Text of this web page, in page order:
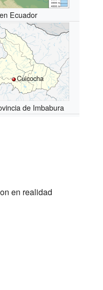
Ecuador
Cuicocha
de Imbabura
en realidad